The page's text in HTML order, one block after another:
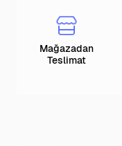
Mağazadan
Teslimat